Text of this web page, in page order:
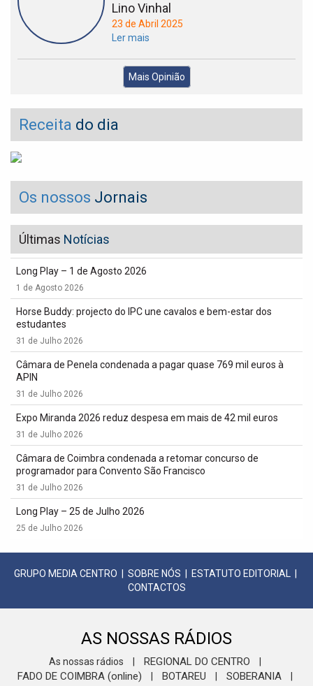
Lino Vinhal
23 de Abril 2025
Ler mais
Mais Opinião
Receita do dia
Os nossos Jornais
Últimas Notícias
Long Play – 1 de Agosto 2026
1 de Agosto 2026
Horse Buddy: projecto do IPC une cavalos e bem-estar dos
estudantes
31 de Julho 2026
Câmara de Penela condenada a pagar quase 769 mil euros à
APIN
31 de Julho 2026
Expo Miranda 2026 reduz despesa em mais de 42 mil euros
31 de Julho 2026
Câmara de Coimbra condenada a retomar concurso de
programador para Convento São Francisco
31 de Julho 2026
Long Play – 25 de Julho 2026
25 de Julho 2026
GRUPO MEDIA CENTRO SOBRE NÓS ESTATUTO EDITORIAL
CONTACTOS
AS NOSSAS RÁDIOS
As nossas rádios REGIONAL DO CENTRO
FADO DE COIMBRA (online) BOTAREU SOBERANIA